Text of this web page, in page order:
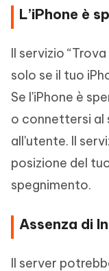
L’iPhone è
Il servizio
solo se il tuo
Se l'iPhone è
o connettersi al
all'utente. Il
posizione del
spegnimento.
Assenza di
Il server